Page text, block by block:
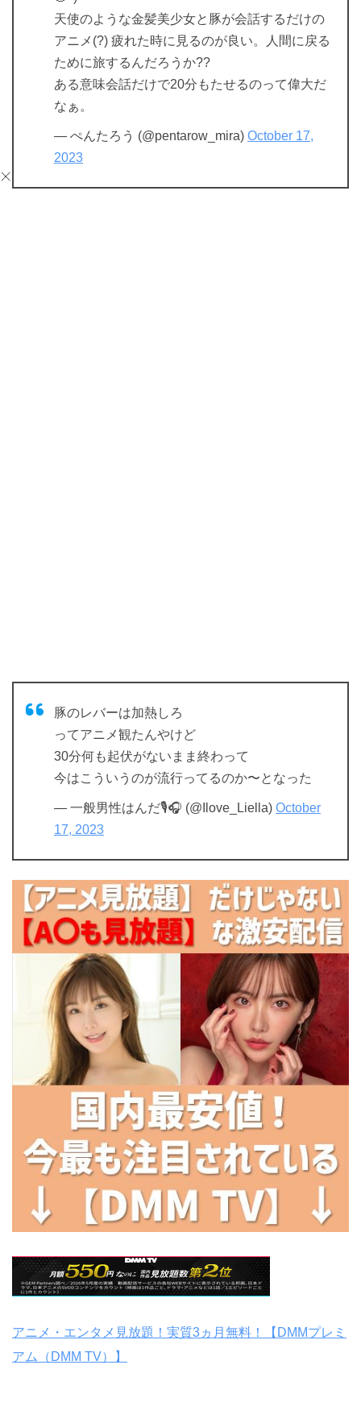
天使のような金髪美少女と豚が会話するだけの
アニメ(?) 疲れた時に見るのが良い。人間に戻る
ために旅するんだろうか??
ある意味会話だけで20分もたせるのって偉大だ
なぁ。
— ぺんたろう (@pentarow_mira) October 17,
2023
豚のレバーは加熱しろ
ってアニメ観たんやけど
30分何も起伏がないまま終わって
今はこういうのが流行ってるのか〜となった
— 一般男性はんだ🎙🎧 (@Ilove_Liella) October
17, 2023
アニメ・エンタメ見放題！実質3ヵ月無料！【DMMプレミ
アム（DMM TV）】